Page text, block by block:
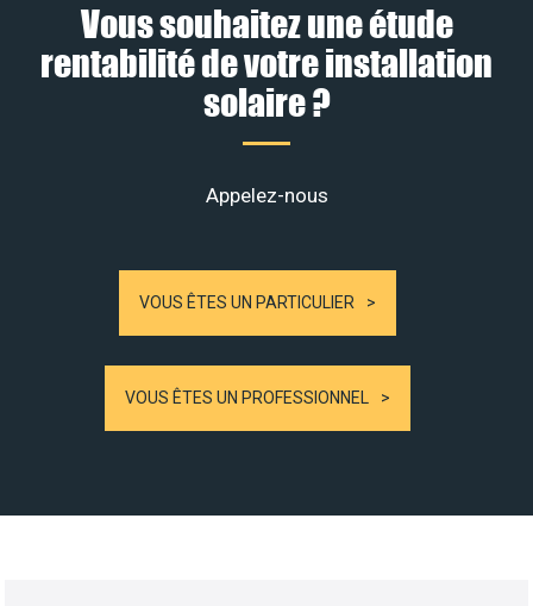
Vous souhaitez une étude
rentabilité de votre installation
solaire ?
Appelez-nous
VOUS ÊTES UN PARTICULIER
VOUS ÊTES UN PROFESSIONNEL